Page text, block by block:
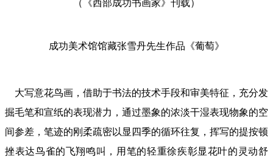
成功美术馆馆藏张雪丹先生作品《葡萄》
大写意花鸟画，借助于书法的技术手段和审美特征，充分发
掘毛笔和宣纸的表现潜力，通过墨象的浓淡干湿表现物象的空
间参差，笔迹的刚柔疏密以显四季的循环往复，挥写的提按顿
挫表达鸟雀的飞翔鸣叫，用笔的轻重徐疾彰显花叶的灵动舒